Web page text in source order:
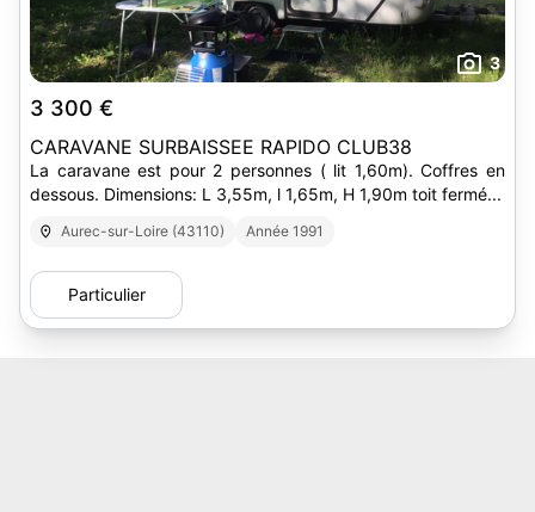
3
3 300 €
CARAVANE SURBAISSEE RAPIDO CLUB38
La caravane est pour 2 personnes ( lit 1,60m). Coffres en
dessous. Dimensions: L 3,55m, l 1,65m, H 1,90m toit fermé...
Aurec-sur-Loire (43110) Année 1991
Particulier